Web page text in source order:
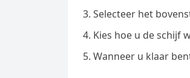
Selecteer het
Kies hoe u de schijf
Wanneer u klaar